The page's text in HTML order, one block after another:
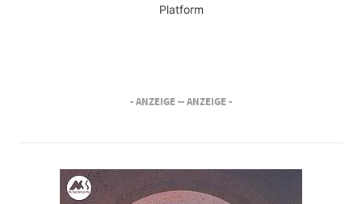
Platform
- ANZEIGE -- ANZEIGE -